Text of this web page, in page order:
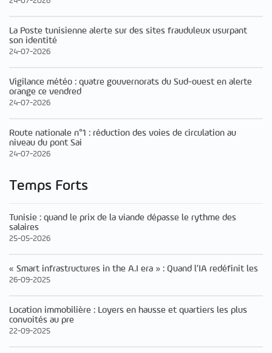
La Poste tunisienne alerte sur des sites frauduleux usurpant
son identité
24-07-2026
Vigilance météo : quatre gouvernorats du Sud-ouest en alerte
orange ce vendred
24-07-2026
Route nationale n°1 : réduction des voies de circulation au
niveau du pont Sai
24-07-2026
Temps Forts
Tunisie : quand le prix de la viande dépasse le rythme des
salaires
25-05-2026
« Smart infrastructures in the A.I era » : Quand l’IA redéfinit les
26-09-2025
Location immobilière : Loyers en hausse et quartiers les plus
convoités au pre
22-09-2025